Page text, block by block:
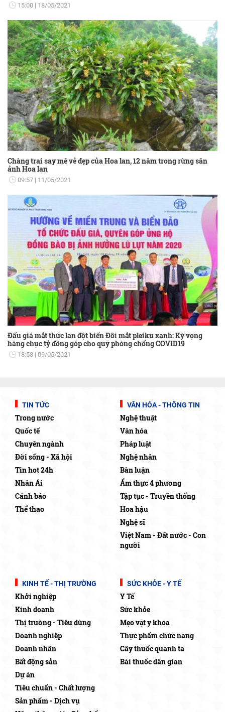
15:00 18/05/2021
Chàng trai say mê vẻ đẹp của Hoa lan, 12 năm trong rừng săn
ảnh Hoa lan
09:57 11/05/2021
Đấu giá mắt thức lan đột biến Đôi mắt pleiku xanh: Kỳ vọng
hàng chục tỷ đồng góp cho quỹ phòng chống COVID19
18:58 09/05/2021
TIN TỨC
Trong nước
Quốc tế
Chuyên ngành
Đời sống - Xã hội
Tin hot 24h
Nhân Ái
Cảnh báo
Thể thao
VĂN HÓA - THÔNG TIN
Nghệ thuật
Văn hóa
Pháp luật
Nghệ nhân
Bàn luận
Ẩm thực 4 phương
Tập tục - Truyền thống
Hoa hậu
Nghệ sĩ
Việt Nam - Đất nước - Con
người
KINH TẾ - THỊ TRƯỜNG
Khởi nghiệp
Kinh doanh
Thị trường - Tiêu dùng
Doanh nghiệp
Doanh nhân
Bất động sản
Dự án
Tiêu chuẩn - Chất lượng
Sản phẩm - Dịch vụ
SỨC KHỎE - Y TẾ
Y Tế
Sức khỏe
Mẹo vặt y khoa
Thực phẩm chức năng
Cây thuốc quanh ta
Bài thuốc dân gian